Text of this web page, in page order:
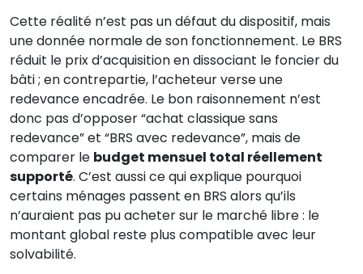
Cette réalité n’est pas un défaut du dispositif, mais
une donnée normale de son fonctionnement. Le BRS
réduit le prix d’acquisition en dissociant le foncier du
bâti ; en contrepartie, l’acheteur verse une
redevance encadrée. Le bon raisonnement n’est
donc pas d’opposer “achat classique sans
redevance” et “BRS avec redevance”, mais de
comparer le budget mensuel total réellement
supporté. C’est aussi ce qui explique pourquoi
certains ménages passent en BRS alors qu’ils
n’auraient pas pu acheter sur le marché libre : le
montant global reste plus compatible avec leur
solvabilité.